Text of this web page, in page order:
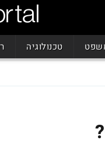
טכנולוגיה